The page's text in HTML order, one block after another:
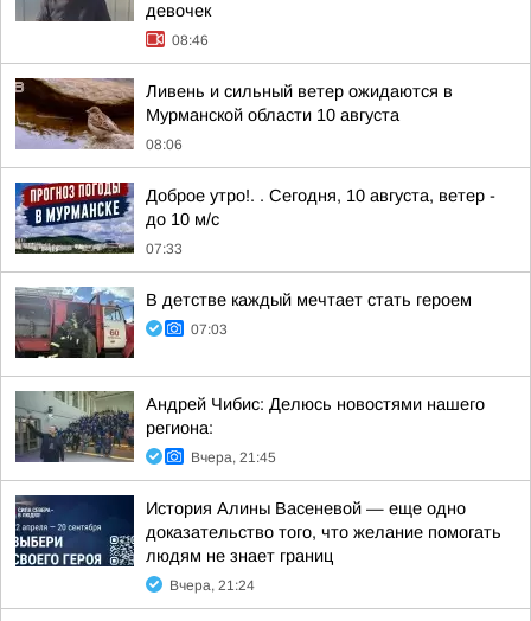
девочек
08:46
Ливень и сильный ветер ожидаются в
Мурманской области 10 августа
08:06
Доброе утро!. . Сегодня, 10 августа, ветер -
до 10 м/с
07:33
В детстве каждый мечтает стать героем
07:03
Андрей Чибис: Делюсь новостями нашего
региона:
Вчера, 21:45
История Алины Васеневой — еще одно
доказательство того, что желание помогать
людям не знает границ
Вчера, 21:24